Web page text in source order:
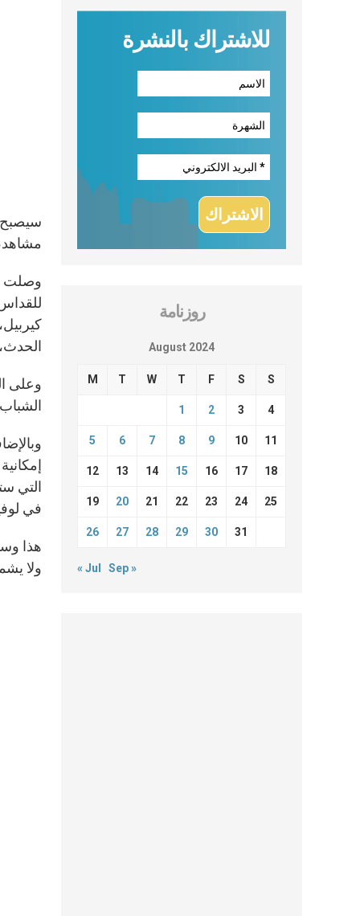
وصلت
الحدث،
وعلى
في
هذا
ولا
للاشتراك بالنشرة
روزنامة
August 2024
M T W T F S S
1 2 3 4
5 6 7 8 9 10 11
12 13 14 15 16 17 18
19 20 21 22 23 24 25
26 27 28 29 30 31
« Jul Sep »